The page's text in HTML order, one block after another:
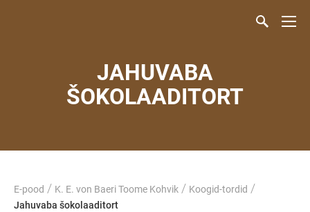
JAHUVABA
ŠOKOLAADITORT
E-pood / K. E. von Baeri Toome Kohvik / Koogid-tordid /
Jahuvaba šokolaaditort